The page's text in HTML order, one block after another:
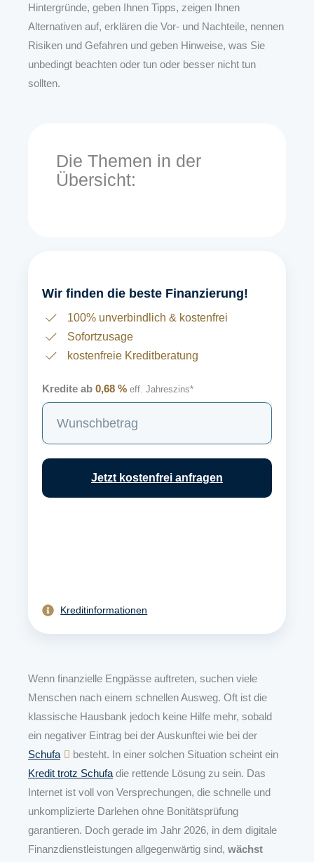
Hintergründe, geben Ihnen Tipps, zeigen Ihnen
Alternativen auf, erklären die Vor- und Nachteile, nennen
Risiken und Gefahren und geben Hinweise, was Sie
unbedingt beachten oder tun oder besser nicht tun
sollten.
Die Themen in der
Übersicht:
Wir finden die beste Finanzierung!
100% unverbindlich & kostenfrei
Sofortzusage
kostenfreie Kreditberatung
Kredite ab 0,68 % eff. Jahreszins*
S
h
Jetzt kostenfrei anfragen
Kreditinformationen
Wenn finanzielle Engpässe auftreten, suchen viele
Menschen nach einem schnellen Ausweg. Oft ist die
klassische Hausbank jedoch keine Hilfe mehr, sobald
ein negativer Eintrag bei der Auskunftei wie bei der
Schufa
besteht. In einer solchen Situation scheint ein
Kredit trotz Schufa die rettende Lösung zu sein. Das
Internet ist voll von Versprechungen, die schnelle und
unkomplizierte Darlehen ohne Bonitätsprüfung
garantieren. Doch gerade im Jahr 2026, in dem digitale
Finanzdienstleistungen allgegenwärtig sind, wächst